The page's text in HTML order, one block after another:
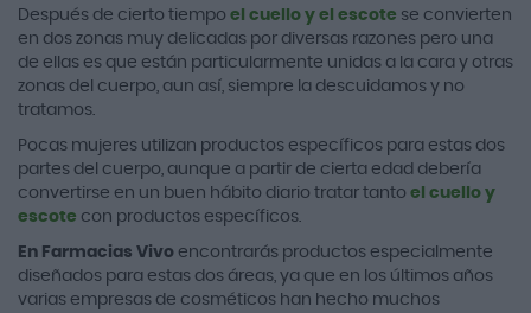
Después de cierto tiempo el cuello y el escote se convierten
en dos zonas muy delicadas por diversas razones pero una
de ellas es que están particularmente unidas a la cara y otras
zonas del cuerpo, aun así, siempre la descuidamos y no
tratamos.
Pocas mujeres utilizan productos específicos para estas dos
partes del cuerpo, aunque a partir de cierta edad debería
convertirse en un buen hábito diario tratar tanto el cuello y
escote con productos específicos.
En Farmacias Vivo encontrarás productos especialmente
diseñados para estas dos áreas, ya que en los últimos años
varias empresas de cosméticos han hecho muchos